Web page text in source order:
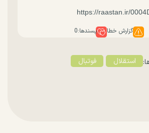
گزارش خطا پسندها:0
استقلال فوتبال